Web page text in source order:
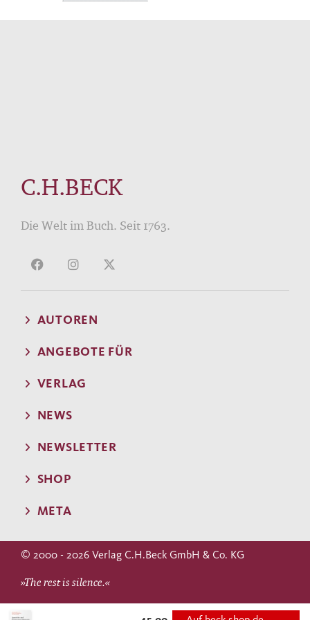
C.H.BECK
Die Welt im Buch. Seit 1763.
AUTOREN
ANGEBOTE FÜR
VERLAG
NEWS
NEWSLETTER
SHOP
META
© 2000 - 2026 Verlag C.H.Beck GmbH & Co. KG
»The rest is silence.«